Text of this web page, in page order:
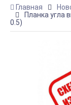
Главная
Планка угла
0.5)